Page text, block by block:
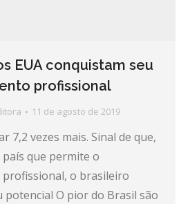
EUA conquistam seu
profissional
11 de agosto de 2019
7,2 vezes mais. Sinal de que,
que permite o
o brasileiro
O pior do Brasil são